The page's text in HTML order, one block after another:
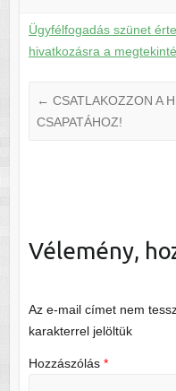
Ügyfélfogadás szünet
hivatkozásra a
← CSATLAKOZZON A
CSAPATÁHOZ!
Vélemény,
Az e-mail címet nem
karakterrel jelöltük
Hozzászólás *